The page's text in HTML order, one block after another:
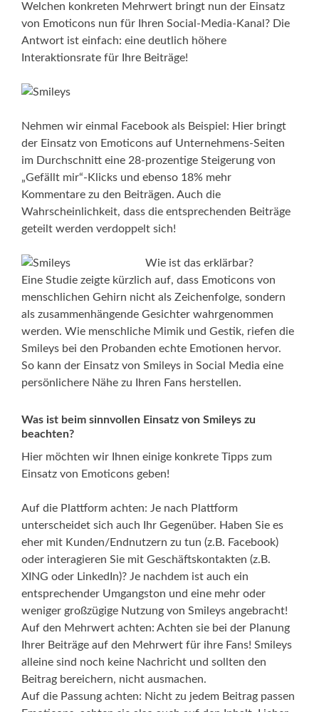
Welchen konkreten Mehrwert bringt nun der Einsatz
von Emoticons nun für Ihren Social-Media-Kanal? Die
Antwort ist einfach: eine deutlich höhere
Interaktionsrate für Ihre Beiträge!
Nehmen wir einmal Facebook als Beispiel: Hier bringt
der Einsatz von Emoticons auf Unternehmens-Seiten
im Durchschnitt eine 28-prozentige Steigerung von
„Gefällt mir“-Klicks und ebenso 18% mehr
Kommentare zu den Beiträgen. Auch die
Wahrscheinlichkeit, dass die entsprechenden Beiträge
geteilt werden verdoppelt sich!
Wie ist das erklärbar?
Eine Studie zeigte kürzlich auf, dass Emoticons von
menschlichen Gehirn nicht als Zeichenfolge, sondern
als zusammenhängende Gesichter wahrgenommen
werden. Wie menschliche Mimik und Gestik, riefen die
Smileys bei den Probanden echte Emotionen hervor.
So kann der Einsatz von Smileys in Social Media eine
persönlichere Nähe zu Ihren Fans herstellen.
Was ist beim sinnvollen Einsatz von Smileys zu
beachten?
Hier möchten wir Ihnen einige konkrete Tipps zum
Einsatz von Emoticons geben!
Auf die Plattform achten: Je nach Plattform
unterscheidet sich auch Ihr Gegenüber. Haben Sie es
eher mit Kunden/Endnutzern zu tun (z.B. Facebook)
oder interagieren Sie mit Geschäftskontakten (z.B.
XING oder LinkedIn)? Je nachdem ist auch ein
entsprechender Umgangston und eine mehr oder
weniger großzügige Nutzung von Smileys angebracht!
Auf den Mehrwert achten: Achten sie bei der Planung
Ihrer Beiträge auf den Mehrwert für ihre Fans! Smileys
alleine sind noch keine Nachricht und sollten den
Beitrag bereichern, nicht ausmachen.
Auf die Passung achten: Nicht zu jedem Beitrag passen